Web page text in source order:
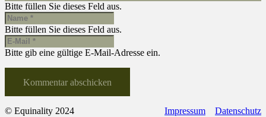
Bitte füllen Sie dieses Feld aus.
Bitte füllen Sie dieses Feld aus.
Bitte gib eine gültige E-Mail-Adresse ein.
Kommentar abschicken
© Equinality 2024 Impressum Datenschutz